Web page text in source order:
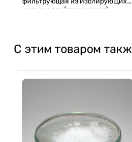
материалов (термопласт),
С этим товаром